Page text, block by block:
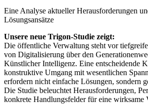
Eine Analyse aktueller Herausforderungen
Lösungsansätze
Unsere neue Trigon-Studie zeigt:
Die öffentliche Verwaltung steht vor
von Digitalisierung über den
Künstlicher Intelligenz. Eine entscheidende
konstruktive Umgang mit wesentlichen
erfordern nicht einfache Lösungen, sondern
Die Studie beleuchtet Herausforderungen,
konkrete Handlungsfelder für eine wirksame